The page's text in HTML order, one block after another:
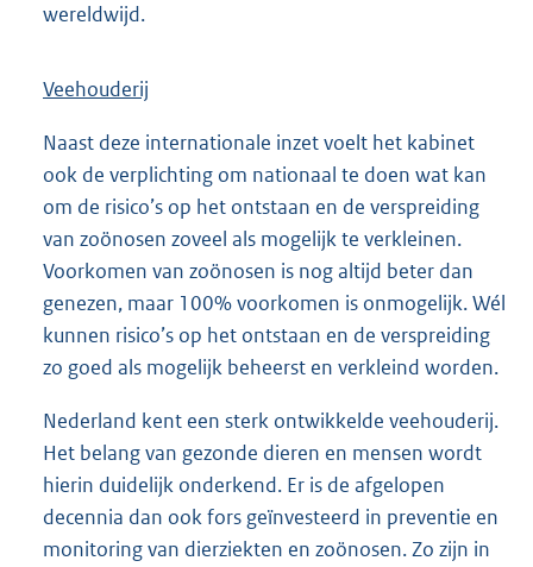
wereldwijd.
Veehouderij
Naast deze internationale inzet voelt het kabinet
ook de verplichting om nationaal te doen wat kan
om de risico’s op het ontstaan en de verspreiding
van zoönosen zoveel als mogelijk te verkleinen.
Voorkomen van zoönosen is nog altijd beter dan
genezen, maar 100% voorkomen is onmogelijk. Wél
kunnen risico’s op het ontstaan en de verspreiding
zo goed als mogelijk beheerst en verkleind worden.
Nederland kent een sterk ontwikkelde veehouderij.
Het belang van gezonde dieren en mensen wordt
hierin duidelijk onderkend. Er is de afgelopen
decennia dan ook fors geïnvesteerd in preventie en
monitoring van dierziekten en zoönosen. Zo zijn in